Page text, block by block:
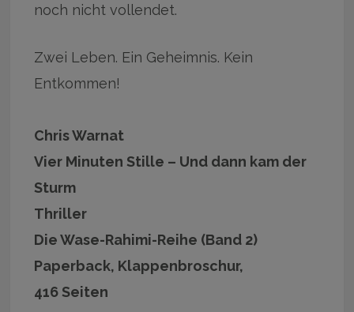
noch nicht vollendet.
Zwei Leben. Ein Geheimnis. Kein
Entkommen!
Chris Warnat
Vier Minuten Stille – Und dann kam der
Sturm
Thriller
Die Wase-Rahimi-Reihe (Band 2)
Paperback, Klappenbroschur,
416 Seiten